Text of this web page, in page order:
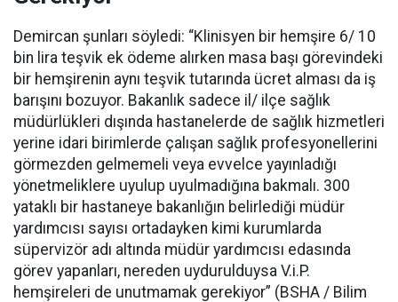
Demircan şunları söyledi: “Klinisyen bir hemşire 6/ 10
bin lira teşvik ek ödeme alırken masa başı görevindeki
bir hemşirenin aynı teşvik tutarında ücret alması da iş
barışını bozuyor. Bakanlık sadece il/ ilçe sağlık
müdürlükleri dışında hastanelerde de sağlık hizmetleri
yerine idari birimlerde çalışan sağlık profesyonellerini
görmezden gelmemeli veya evvelce yayınladığı
yönetmeliklere uyulup uyulmadığına bakmalı. 300
yataklı bir hastaneye bakanlığın belirlediği müdür
yardımcısı sayısı ortadayken kimi kurumlarda
süpervizör adı altında müdür yardımcısı edasında
görev yapanları, nereden uydurulduysa V.i.P.
hemşireleri de unutmamak gerekiyor” (BSHA / Bilim